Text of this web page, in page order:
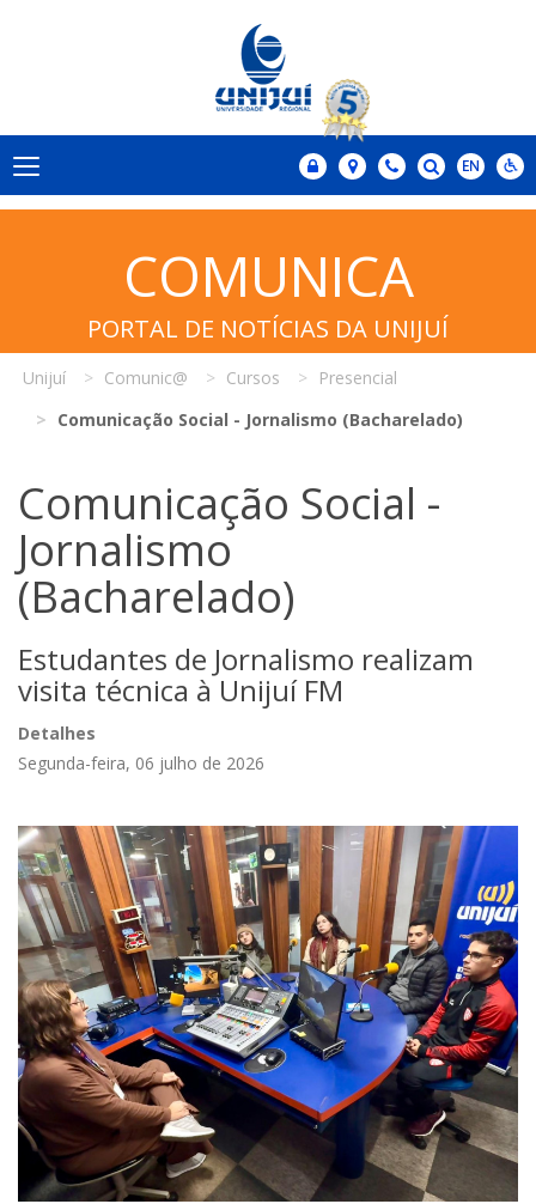
COMUNICA
PORTAL DE NOTÍCIAS DA UNIJUÍ
Unijuí Comunic@ Cursos
Presencial
Comunicação Social - Jornalismo (Bacharelado)
Comunicação Social -
Jornalismo
(Bacharelado)
Estudantes de Jornalismo realizam
visita técnica à Unijuí FM
Detalhes
Segunda-feira, 06 julho de 2026